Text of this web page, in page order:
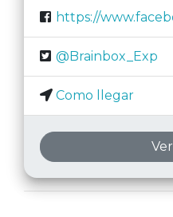
https://
@Brainbox_Exp
Como llegar